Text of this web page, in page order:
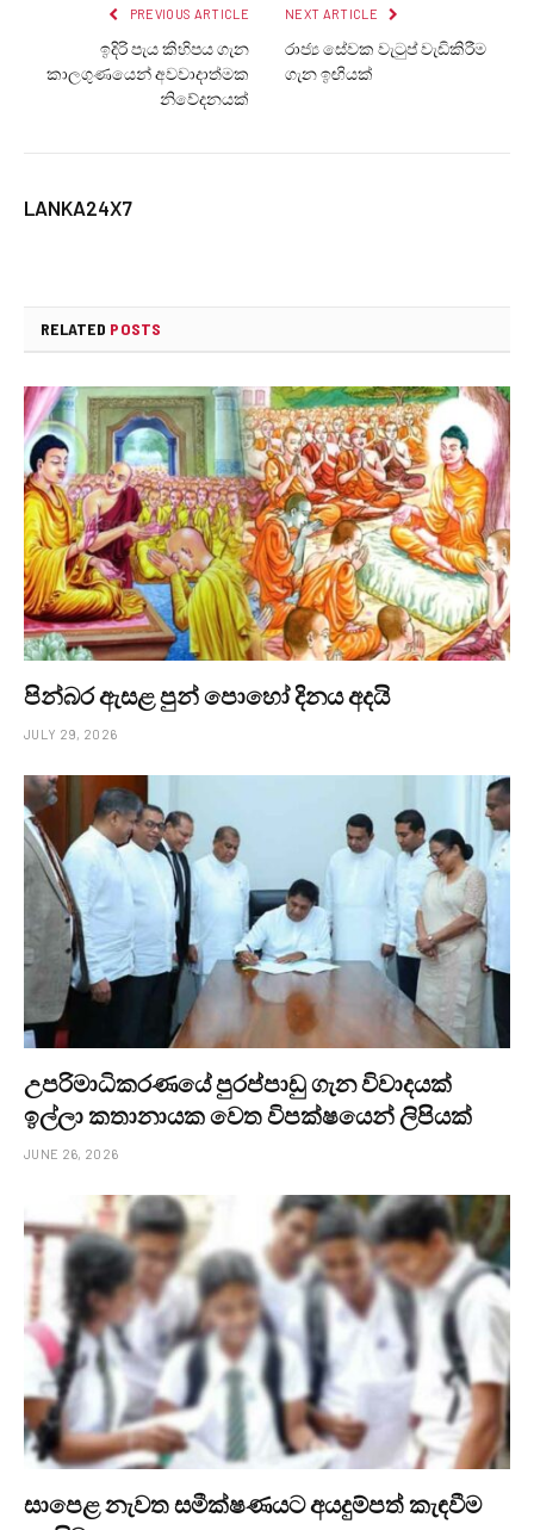
PREVIOUS ARTICLE
ඉදිරි පැය කිහිපය ගැන
කාලගුණයෙන් අවවාදාත්මක
නිවේදනයක්
NEXT ARTICLE
රාජ්‍ය සේවක වැටුප් වැඩිකිරීම
ගැන ඉඟියක්
LANKA24X7
RELATED POSTS
පින්බර ඇසළ පුන් පොහෝ දිනය අදයි
JULY 29, 2026
උපරිමාධිකරණයේ පුරප්පාඩු ගැන විවාදයක්
ඉල්ලා කතානායක වෙත විපක්ෂයෙන් ලිපියක්
JUNE 26, 2026
සාපෙළ නැවත සමීක්ෂණයට අයදුම්පත් කැඳවීම